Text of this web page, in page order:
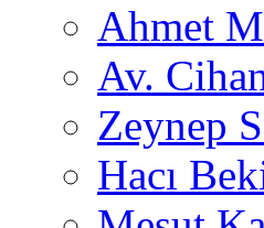
Ahmet
Av.
Zeynep
Hacı